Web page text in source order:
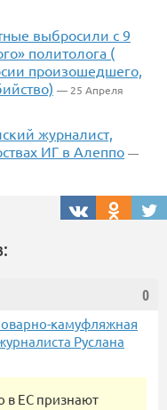
выбросили с 9
политолога (
произошедшего,
— 25 Апреля
журналист,
ИГ в Алеппо —
0
камуфляжная
Руслана
в ЕС признают